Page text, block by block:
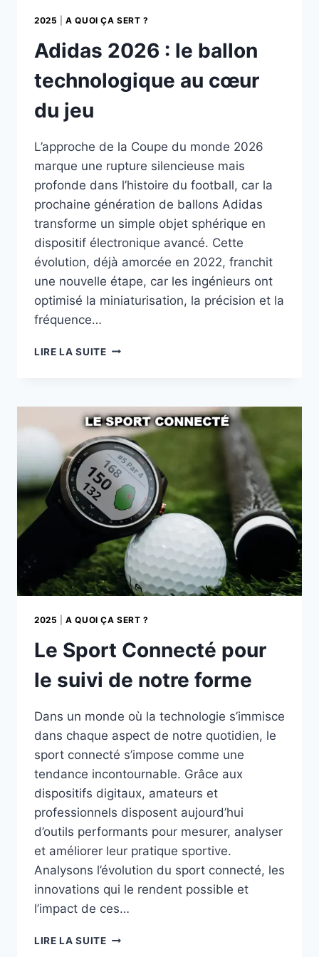
2025 |A QUOI ÇA SERT ?
Adidas 2026 : le ballon
technologique au cœur
du jeu
L’approche de la Coupe du monde 2026
marque une rupture silencieuse mais
profonde dans l’histoire du football, car la
prochaine génération de ballons Adidas
transforme un simple objet sphérique en
dispositif électronique avancé. Cette
évolution, déjà amorcée en 2022, franchit
une nouvelle étape, car les ingénieurs ont
optimisé la miniaturisation, la précision et la
fréquence…
LIRE LA SUITEADIDAS
BALLON
TECHNOLOGIQUE
AU
CŒUR
DU
JEU
2025 |A QUOI ÇA SERT ?
Le Sport Connecté pour
le suivi de notre forme
Dans un monde où la technologie s’immisce
dans chaque aspect de notre quotidien, le
sport connecté s’impose comme une
tendance incontournable. Grâce aux
dispositifs digitaux, amateurs et
professionnels disposent aujourd’hui
d’outils performants pour mesurer, analyser
et améliorer leur pratique sportive.
Analysons l’évolution du sport connecté, les
innovations qui le rendent possible et
l’impact de ces…
LIRE LA SUITELE